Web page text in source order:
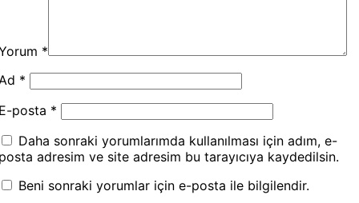
*
*
posta *
Daha sonraki yorumlarımda kullanılması için adım, e-
adresim ve site adresim bu tarayıcıya kaydedilsin.
Beni sonraki yorumlar için e-posta ile bilgilendir.